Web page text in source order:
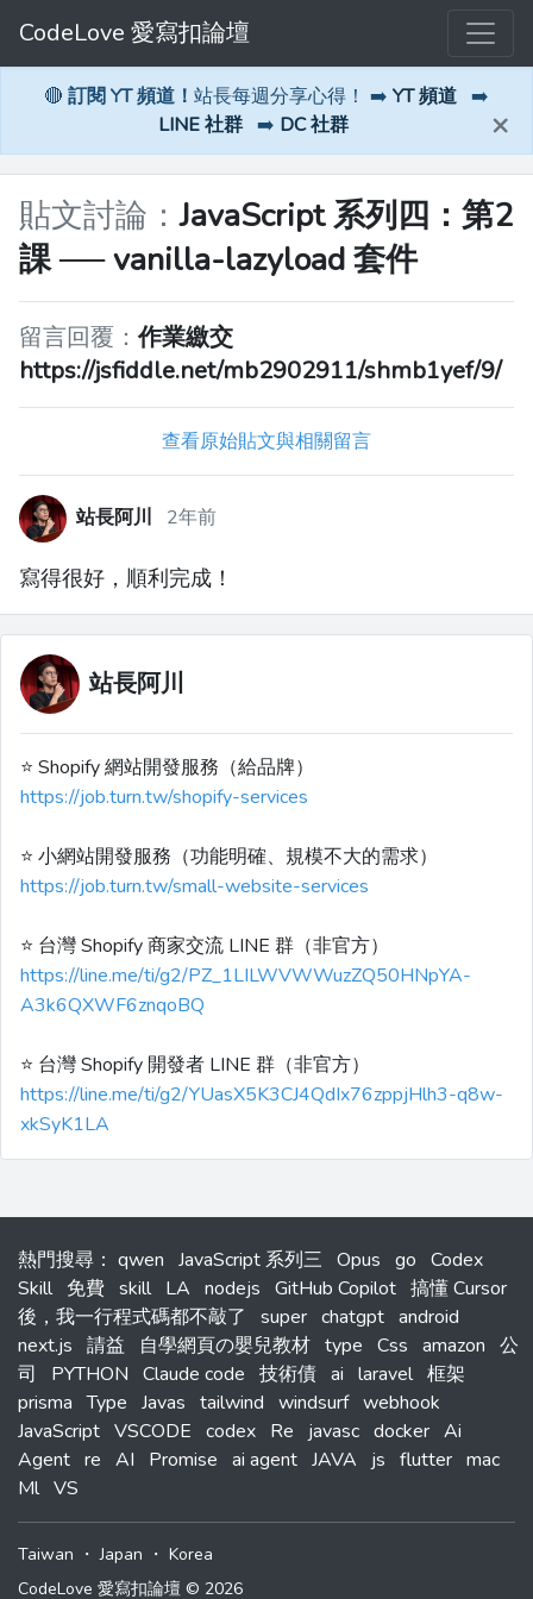
CodeLove 愛寫扣論壇
🔴 訂閱 YT 頻道！ 站長每週分享心得！ ➡️ YT 頻道 ➡️
LINE 社群 ➡️ DC 社群 ×
貼文討論：JavaScript 系列四：第2
課 ── vanilla-lazyload 套件
留言回覆：作業繳交
https://jsfiddle.net/mb2902911/shmb1yef/9/
查看原始貼文與相關留言
站長阿川 2年前
寫得很好，順利完成！
站長阿川
⭐️ Shopify 網站開發服務（給品牌）
https://job.turn.tw/shopify-services
⭐️ 小網站開發服務（功能明確、規模不大的需求）
https://job.turn.tw/small-website-services
⭐️ 台灣 Shopify 商家交流 LINE 群（非官方）
https://line.me/ti/g2/PZ_1LILWVWWuzZQ50HNpYA-
A3k6QXWF6znqoBQ
⭐️ 台灣 Shopify 開發者 LINE 群（非官方）
https://line.me/ti/g2/YUasX5K3CJ4QdIx76zppjHlh3-q8w-
xkSyK1LA
熱門搜尋 ： qwen JavaScript 系列三 Opus go Codex
Skill 免費 skill LA nodejs GitHub Copilot 搞懂 Cursor
後，我一行程式碼都不敲了
super chatgpt android
next.js 請益 自學網頁の嬰兒教材 type Css amazon 公
司
PYTHON Claude code 技術債 ai laravel 框架
prisma Type Javas tailwind windsurf webhook
JavaScript VSCODE codex Re javasc docker Ai
Agent re AI Promise ai agent JAVA js flutter mac
Ml VS
Taiwan ・Japan ・ Korea
CodeLove 愛寫扣論壇 © 2026